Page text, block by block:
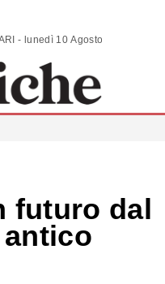
ANALISI | COMMENTI | SCENARI - lunedì 10 Agosto 2026
futuro dal